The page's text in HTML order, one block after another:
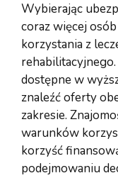
Wybierając
coraz więcej
korzystania z
dostępne w
znaleźć oferty
zakresie.
warunków
korzyść
podejmowaniu